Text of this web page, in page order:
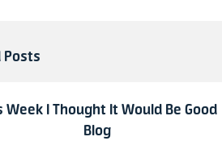
Posts
Week I Thought It Would Be Good
Blog